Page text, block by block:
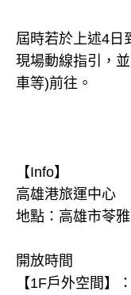
屆時若於上述4日
現場動線指引，
車等)前往。
【Info】
高雄港旅運中心
地點：高雄市苓
開放時間
【1F戶外空間】